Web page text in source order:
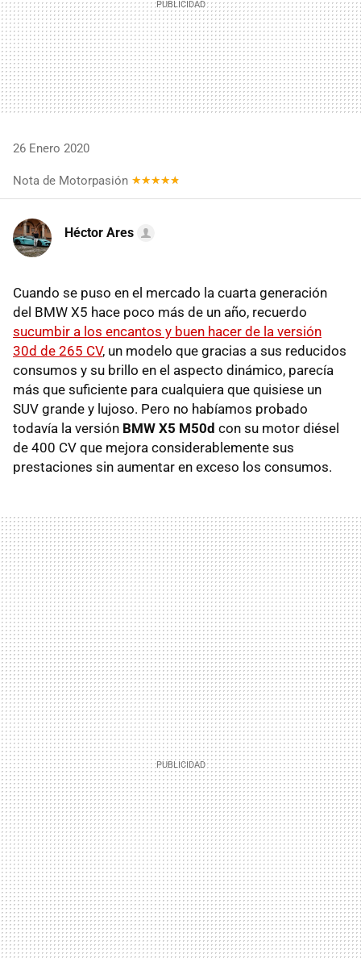
26 Enero 2020
Nota de Motorpasión
Héctor Ares
Cuando se puso en el mercado la cuarta generación
del BMW X5 hace poco más de un año, recuerdo
sucumbir a los encantos y buen hacer de la versión
30d de 265 CV, un modelo que gracias a sus reducidos
consumos y su brillo en el aspecto dinámico, parecía
más que suficiente para cualquiera que quisiese un
SUV grande y lujoso. Pero no habíamos probado
todavía la versión BMW X5 M50d con su motor diésel
de 400 CV que mejora considerablemente sus
prestaciones sin aumentar en exceso los consumos.